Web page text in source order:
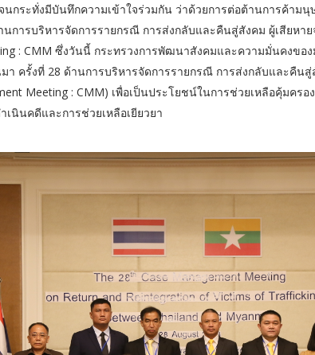
กระทั่งมีบันทึกความเข้าใจร่วมกัน ว่าด้วยการต่อต้านการค้ามนุ
การบริหารจัดการรายกรณี การส่งกลับและคืนสู่สังคม ผู้เสียหา
: CMM ซึ่งวันนี้ กระทรวงการพัฒนาสังคมและความมั่นคงขอ
า ครั้งที่ 28 ด้านการบริหารจัดการรายกรณี การส่งกลับและคืน
Meeting : CMM) เพื่อเป็นประโยชน์ในการช่วยเหลือคุ้มครอ
นินคดีและการช่วยเหลือเยียวยา